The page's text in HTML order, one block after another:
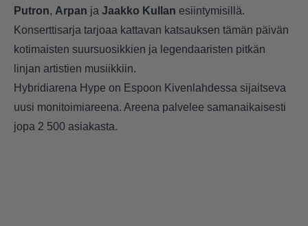
Putron, Arpan ja Jaakko Kullan esiintymisillä.
Konserttisarja tarjoaa kattavan katsauksen tämän päivän
kotimaisten suursuosikkien ja legendaaristen pitkän
linjan artistien musiikkiin.
Hybridiarena Hype on Espoon Kivenlahdessa sijaitseva
uusi monitoimiareena. Areena palvelee samanaikaisesti
jopa 2 500 asiakasta.